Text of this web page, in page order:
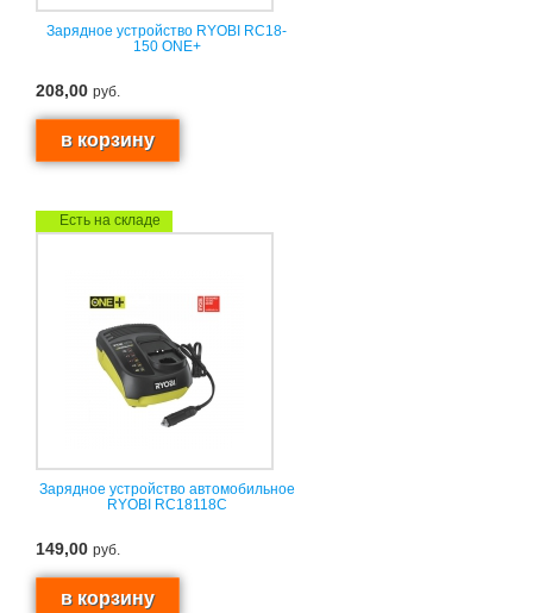
Зарядное устройство RYOBI RC18-
150 ONE+
208,00 руб.
Есть на складе
Зарядное устройство автомобильное
RYOBI RC18118C
149,00 руб.